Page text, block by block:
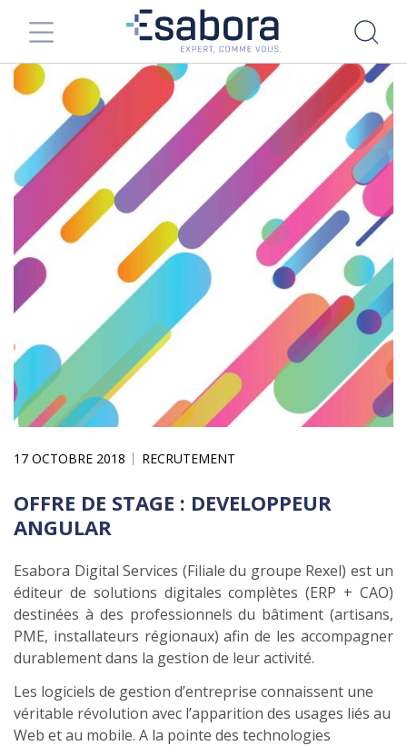
17 OCTOBRE 2018 RECRUTEMENT
OFFRE DE STAGE : DEVELOPPEUR
ANGULAR
Esabora Digital Services (Filiale du groupe Rexel) est un
éditeur de solutions digitales complètes (ERP + CAO)
destinées à des professionnels du bâtiment (artisans,
PME, installateurs régionaux) afin de les accompagner
durablement dans la gestion de leur activité.
Les logiciels de gestion d’entreprise connaissent une
véritable révolution avec l’apparition des usages liés au
Web et au mobile. A la pointe des technologies